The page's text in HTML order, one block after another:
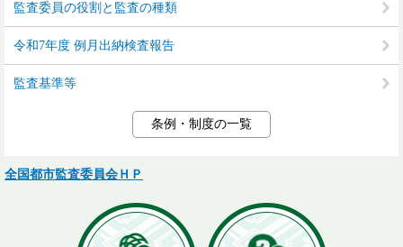
監査委員の役割と監査の種類
令和7年度 例月出納検査報告
監査基準等
条例・制度の一覧
全国都市監査委員会ＨＰ